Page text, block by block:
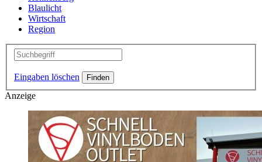
Blaulicht
Wirtschaft
Region
Eingaben löschen
Anzeige